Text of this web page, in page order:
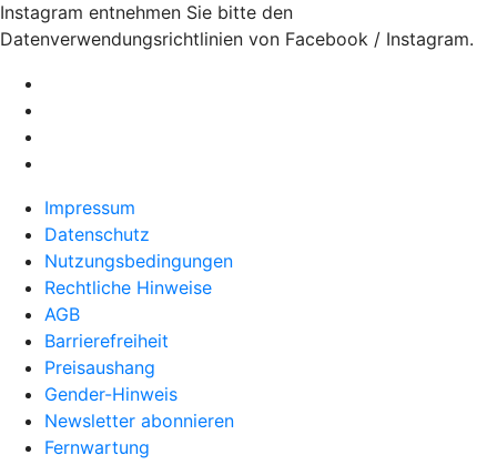
Instagram entnehmen Sie bitte den
Datenverwendungsrichtlinien von Facebook / Instagram.
Impressum
Datenschutz
Nutzungsbedingungen
Rechtliche Hinweise
AGB
Barrierefreiheit
Preisaushang
Gender-Hinweis
Newsletter abonnieren
Fernwartung